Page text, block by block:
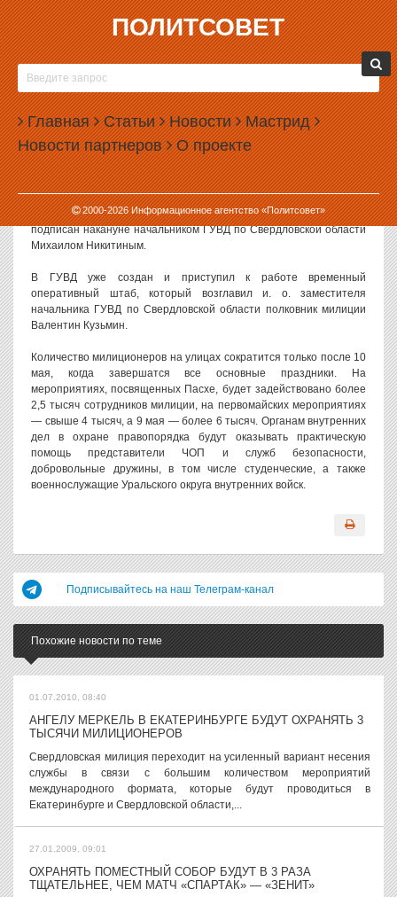
ПОЛИТСОВЕТ
Главная Статьи Новости Мастрид
Новости партнеров О проекте
2000-2026Информационное агентство «Политсовет»
23.04.2008, 08:04
ЗА БЕСПОРЯДКАМИ В ПАСХУ БУДУТ СЛЕДИТЬ
БОЛЕЕ 2,5 ТЫСЯЧ СВЕРДЛОВСКИХ
МИЛИЦИОНЕРОВ
Религиозные праздники, судя по всему, становятся головной
болью для силовиков. В связи с намечающимся празднованием
Пасхи милиция Свердловской области переходит на усиленный
вариант несения службы и выводит на улицы города 2,5 тысячи
сотрудников для обеспечения правопорядка. Такой приказ был
подписан накануне начальником ГУВД по Свердловской области
Михаилом Никитиным.
В ГУВД уже создан и приступил к работе временный
оперативный штаб, который возглавил и. о. заместителя
начальника ГУВД по Свердловской области полковник милиции
Валентин Кузьмин.
Количество милиционеров на улицах сократится только после 10
мая, когда завершатся все основные праздники. На
мероприятиях, посвященных Пасхе, будет задействовано более
2,5 тысяч сотрудников милиции, на первомайских мероприятиях
— свыше 4 тысяч, а 9 мая — более 6 тысяч. Органам внутренних
дел в охране правопорядка будут оказывать практическую
помощь представители ЧОП и служб безопасности,
добровольные дружины, в том числе студенческие, а также
военнослужащие Уральского округа внутренних войск.
Подписывайтесь на наш Телеграм-канал
Похожие новости по теме
01.07.2010, 08:40
АНГЕЛУ МЕРКЕЛЬ В ЕКАТЕРИНБУРГЕ БУДУТ ОХРАНЯТЬ 3
ТЫСЯЧИ МИЛИЦИОНЕРОВ
Свердловская милиция переходит на усиленный вариант несения
службы в связи с большим количеством мероприятий
международного формата, которые будут проводиться в
Екатеринбурге и Свердловской области,...
27.01.2009, 09:01
ОХРАНЯТЬ ПОМЕСТНЫЙ СОБОР БУДУТ В 3 РАЗА
ТЩАТЕЛЬНЕЕ, ЧЕМ МАТЧ «СПАРТАК» — «ЗЕНИТ»